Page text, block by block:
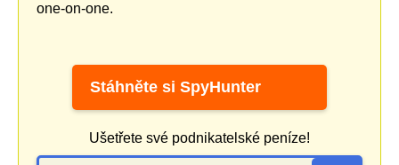
one-on-one.
Stáhněte si SpyHunter
Ušetřete své podnikatelské peníze!